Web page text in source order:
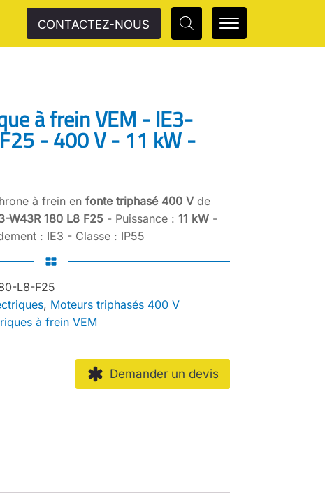
CONTACTEZ-NOUS
à frein VEM - IE3-
- 400 V - 11 kW -
à frein en fonte triphasé 400 V de
W43R 180 L8 F25 - Puissance : 11 kW -
: IE3 - Classe : IP55
L8-F25
, Moteurs triphasés 400 V
à frein VEM
Demander un devis